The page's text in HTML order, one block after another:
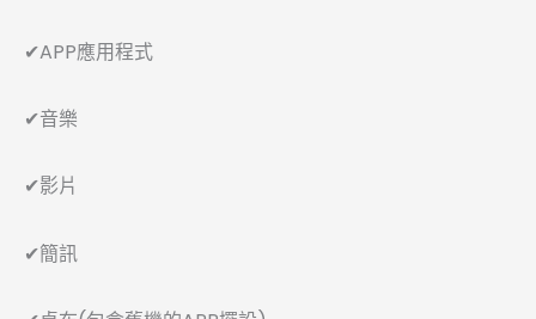
✔APP應用程式
✔音樂
✔影片
✔簡訊